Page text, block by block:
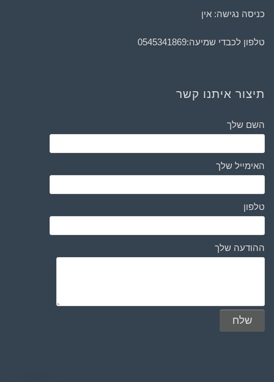
כניסה נגישה: אין
טלפון לכבדי שמיעה:0545341869
תיצור איתנו קשר
השם שלך
האימייל שלך
טלפון
ההודעה שלך